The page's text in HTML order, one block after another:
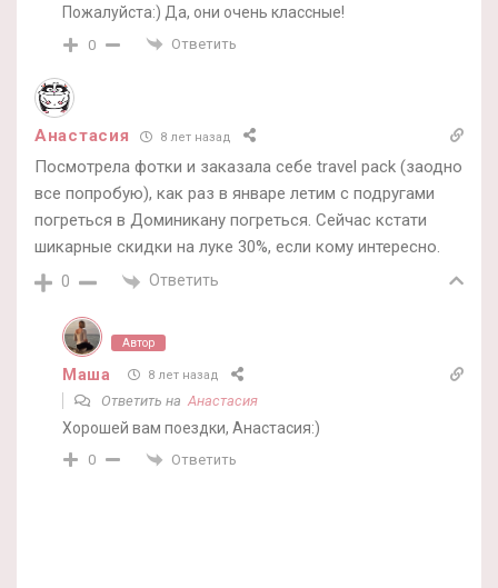
Пожалуйста:) Да, они очень классные!
0 Ответить
Анастасия 8 лет назад
Посмотрела фотки и заказала себе travel pack (заодно
все попробую), как раз в январе летим с подругами
погреться в Доминикану погреться. Сейчас кстати
шикарные скидки на луке 30%, если кому интересно.
0 Ответить
Автор
Маша 8 лет назад
Ответить на Анастасия
Хорошей вам поездки, Анастасия:)
0 Ответить